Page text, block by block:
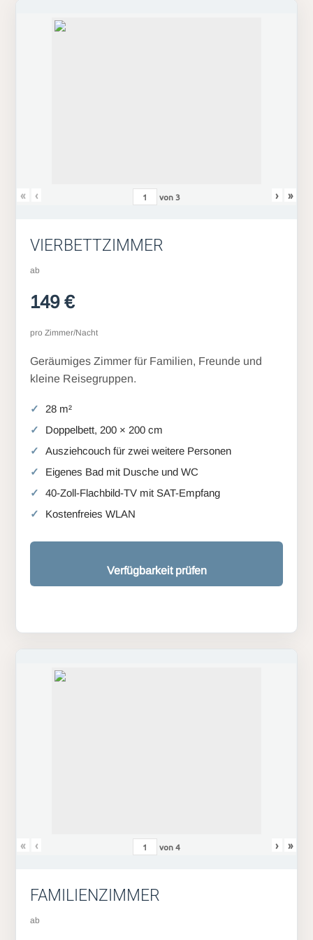
« ‹ von3 › »
VIERBETTZIMMER
ab
149 €
pro Zimmer/Nacht
Geräumiges Zimmer für Familien, Freunde und
kleine Reisegruppen.
28 m²
Doppelbett, 200 × 200 cm
Ausziehcouch für zwei weitere Personen
Eigenes Bad mit Dusche und WC
40-Zoll-Flachbild-TV mit SAT-Empfang
Kostenfreies WLAN
Verfügbarkeit prüfen
« ‹ von4 › »
FAMILIENZIMMER
ab